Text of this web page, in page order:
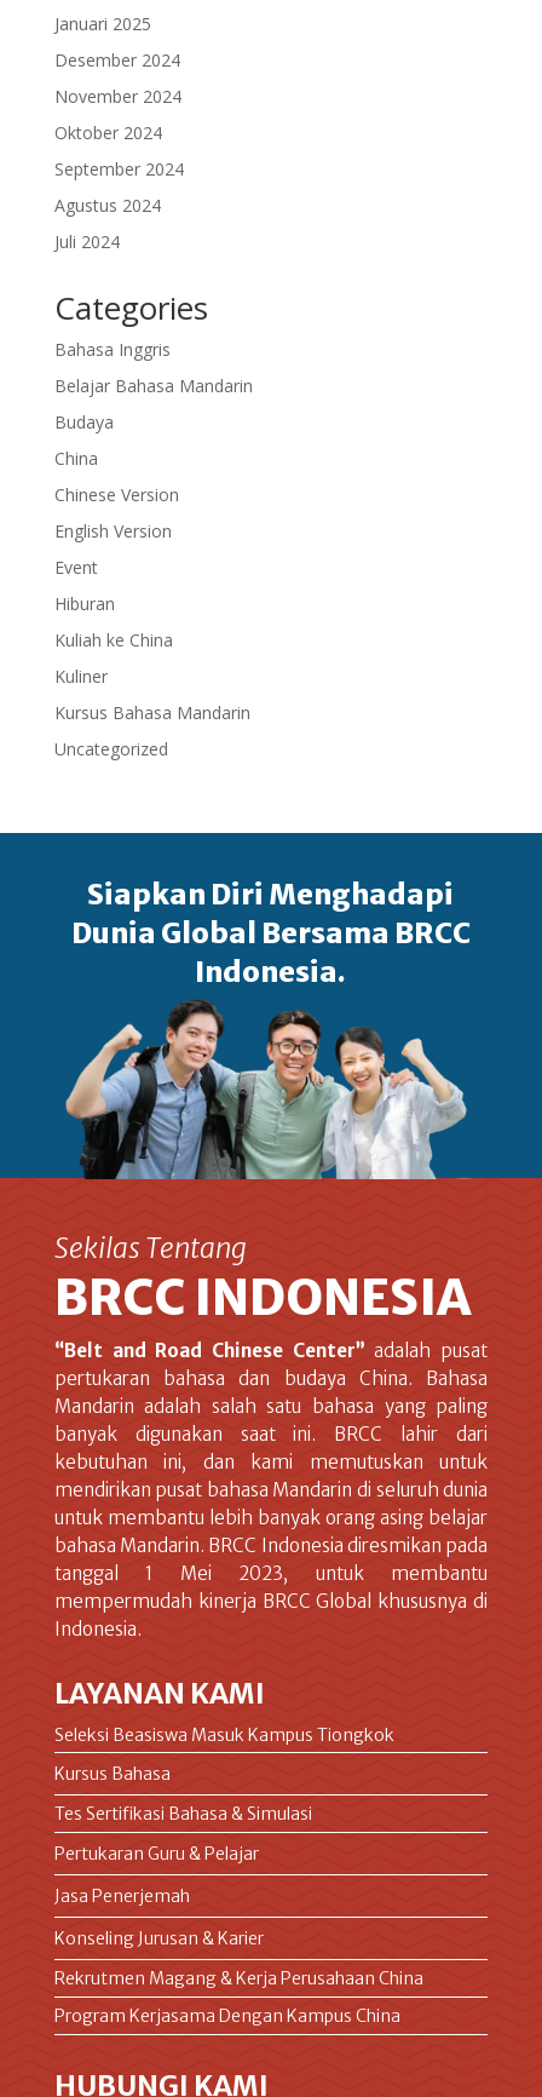
Januari 2025
Desember 2024
November 2024
Oktober 2024
September 2024
Agustus 2024
Juli 2024
Categories
Bahasa Inggris
Belajar Bahasa Mandarin
Budaya
China
Chinese Version
English Version
Event
Hiburan
Kuliah ke China
Kuliner
Kursus Bahasa Mandarin
Uncategorized
Siapkan Diri Menghadapi
Dunia Global Bersama BRCC
Indonesia.
Sekilas Tentang
BRCC INDONESIA
“Belt and Road Chinese Center” adalah pusat
pertukaran bahasa dan budaya China. Bahasa
Mandarin adalah salah satu bahasa yang paling
banyak digunakan saat ini. BRCC lahir dari
kebutuhan ini, dan kami memutuskan untuk
mendirikan pusat bahasa Mandarin di seluruh dunia
untuk membantu lebih banyak orang asing belajar
bahasa Mandarin. BRCC Indonesia diresmikan pada
tanggal 1 Mei 2023, untuk membantu
mempermudah kinerja BRCC Global khususnya di
Indonesia.
LAYANAN KAMI
Seleksi Beasiswa Masuk Kampus Tiongkok
Kursus Bahasa
Tes Sertifikasi Bahasa & Simulasi
Pertukaran Guru & Pelajar
Jasa Penerjemah
Konseling Jurusan & Karier
Rekrutmen Magang & Kerja Perusahaan China
Program Kerjasama Dengan Kampus China
HUBUNGI KAMI